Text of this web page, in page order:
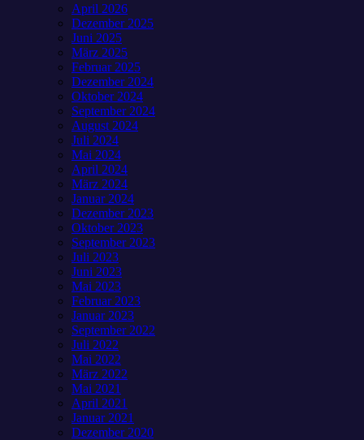
April 2026
Dezember 2025
Juni 2025
März 2025
Februar 2025
Dezember 2024
Oktober 2024
September 2024
August 2024
Juli 2024
Mai 2024
April 2024
März 2024
Januar 2024
Dezember 2023
Oktober 2023
September 2023
Juli 2023
Juni 2023
Mai 2023
Februar 2023
Januar 2023
September 2022
Juli 2022
Mai 2022
März 2022
Mai 2021
April 2021
Januar 2021
Dezember 2020